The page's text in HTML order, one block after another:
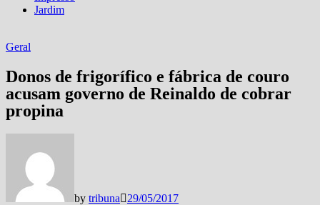
Jardim
Geral
Donos de frigorífico e fábrica de couro
acusam governo de Reinaldo de cobrar
propina
by tribuna 29/05/2017